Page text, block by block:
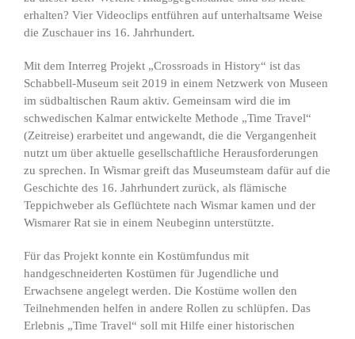
erhalten? Vier Videoclips entführen auf unterhaltsame Weise
die Zuschauer ins 16. Jahrhundert.
Mit dem Interreg Projekt „Crossroads in History“ ist das
Schabbell-Museum seit 2019 in einem Netzwerk von Museen
im südbaltischen Raum aktiv. Gemeinsam wird die im
schwedischen Kalmar entwickelte Methode „Time Travel“
(Zeitreise) erarbeitet und angewandt, die die Vergangenheit
nutzt um über aktuelle gesellschaftliche Herausforderungen
zu sprechen. In Wismar greift das Museumsteam dafür auf die
Geschichte des 16. Jahrhundert zurück, als flämische
Teppichweber als Geflüchtete nach Wismar kamen und der
Wismarer Rat sie in einem Neubeginn unterstützte.
Für das Projekt konnte ein Kostümfundus mit
handgeschneiderten Kostümen für Jugendliche und
Erwachsene angelegt werden. Die Kostüme wollen den
Teilnehmenden helfen in andere Rollen zu schlüpfen. Das
Erlebnis „Time Travel“ soll mit Hilfe einer historischen